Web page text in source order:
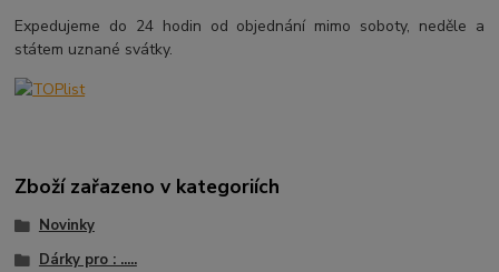
Expedujeme do 24 hodin od objednání mimo soboty, neděle a
státem uznané svátky.
Zboží zařazeno v kategoriích
Novinky
Dárky pro : .....